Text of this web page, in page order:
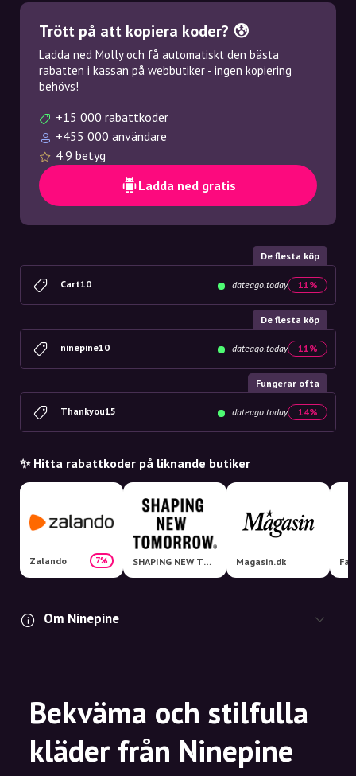
Trött på att kopiera koder? 😰
Ladda ned Molly och få automatiskt den bästa
rabatten i kassan på webbutiker - ingen kopiering
behövs!
+15 000 rabattkoder
+455 000 användare
4.9 betyg
Ladda ned gratis
De flesta köp
Cart10 dateago.today 11%
De flesta köp
ninepine10 dateago.today 11%
Fungerar ofta
Thankyou15 dateago.today 14%
✨ Hitta rabattkoder på liknande butiker
Zalando 7% SHAPING NEW TOMORROW Magasin.dk
Om Ninepine
Bekväma och stilfulla
kläder från Ninepine